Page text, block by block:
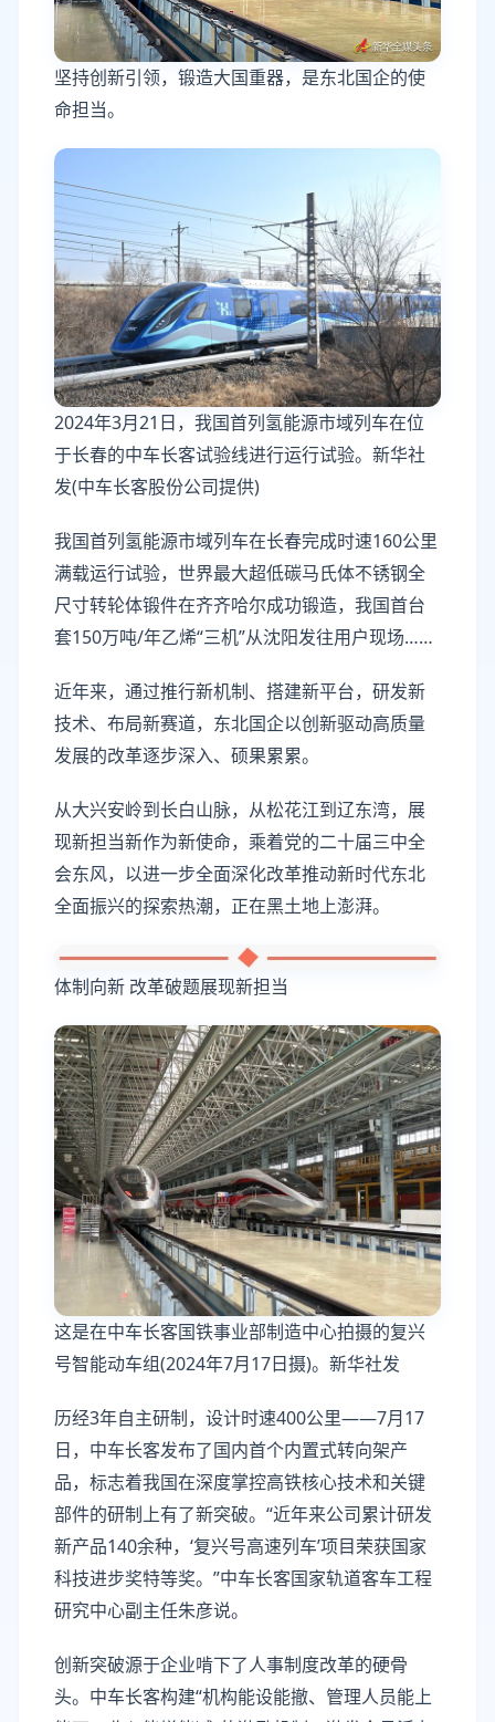
坚持创新引领，锻造大国重器，是东北国企的使
命担当。
2024年3月21日，我国首列氢能源市域列车在位
于长春的中车长客试验线进行运行试验。新华社
发(中车长客股份公司提供)
我国首列氢能源市域列车在长春完成时速160公里
满载运行试验，世界最大超低碳马氏体不锈钢全
尺寸转轮体锻件在齐齐哈尔成功锻造，我国首台
套150万吨/年乙烯“三机”从沈阳发往用户现场……
近年来，通过推行新机制、搭建新平台，研发新
技术、布局新赛道，东北国企以创新驱动高质量
发展的改革逐步深入、硕果累累。
从大兴安岭到长白山脉，从松花江到辽东湾，展
现新担当新作为新使命，乘着党的二十届三中全
会东风，以进一步全面深化改革推动新时代东北
全面振兴的探索热潮，正在黑土地上澎湃。
体制向新 改革破题展现新担当
这是在中车长客国铁事业部制造中心拍摄的复兴
号智能动车组(2024年7月17日摄)。新华社发
历经3年自主研制，设计时速400公里——7月17
日，中车长客发布了国内首个内置式转向架产
品，标志着我国在深度掌控高铁核心技术和关键
部件的研制上有了新突破。“近年来公司累计研发
新产品140余种，‘复兴号高速列车’项目荣获国家
科技进步奖特等奖。”中车长客国家轨道客车工程
研究中心副主任朱彦说。
创新突破源于企业啃下了人事制度改革的硬骨
头。中车长客构建“机构能设能撤、管理人员能上